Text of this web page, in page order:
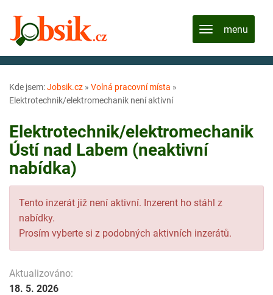
Kde jsem:Jobsik.cz » Volná pracovní místa »
Elektrotechnik/elektromechanik není aktivní
Elektrotechnik/elektromechanik
Ústí nad Labem (neaktivní
nabídka)
Tento inzerát již není aktivní. Inzerent ho stáhl z
nabídky.
Prosím vyberte si z podobných aktivních inzerátů.
Aktualizováno:
18. 5. 2026